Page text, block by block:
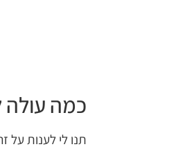
כמה עולה
תנו לי לענות על